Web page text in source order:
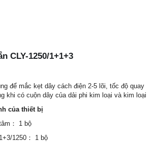
CLY-1250/1+1+3
để mắc kẹt dây cách điện 2-5 lõi, tốc độ quay
khi có cuộn dây của dải phi kim loại và kim loại
của thiết bị
： 1 bộ
1250： 1 bộ